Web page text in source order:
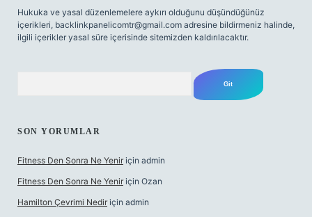
Hukuka ve yasal düzenlemelere aykırı olduğunu düşündüğünüz
içerikleri, backlinkpanelicomtr@gmail.com adresine bildirmeniz halinde,
ilgili içerikler yasal süre içerisinde sitemizden kaldırılacaktır.
SON YORUMLAR
Fitness Den Sonra Ne Yenir için admin
Fitness Den Sonra Ne Yenir için Ozan
Hamilton Çevrimi Nedir için admin